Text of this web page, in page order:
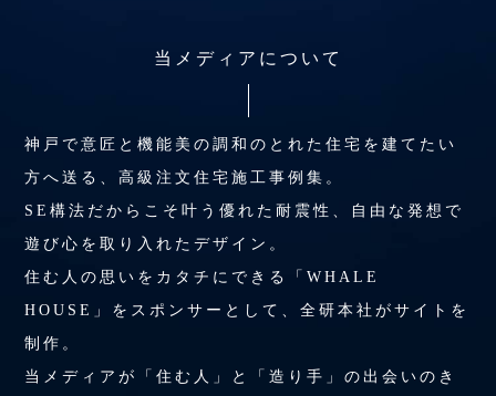
当メディアについて
神戸で意匠と機能美の調和のとれた住宅を建てたい
方へ送る、高級注文住宅施工事例集。
SE構法だからこそ叶う優れた耐震性、自由な発想で
遊び心を取り入れたデザイン。
住む人の思いをカタチにできる「WHALE
HOUSE」をスポンサーとして、全研本社がサイトを
制作。
当メディアが「住む人」と「造り手」の出会いのき